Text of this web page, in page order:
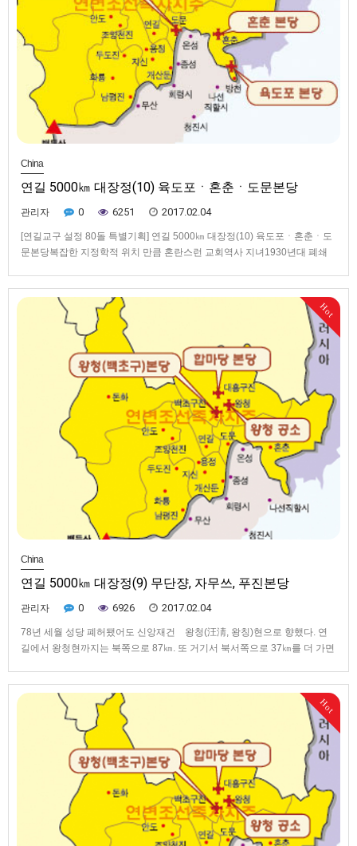
China
연길 5000㎞ 대장정(10) 육도포ㆍ혼춘ㆍ도문본당
관리자 0 6251 2017.02.04
[연길교구 설정 80돌 특별기획] 연길 5000㎞ 대장정(10) 육도포ㆍ혼춘ㆍ도
문본당복잡한 지정학적 위치 만큼 혼란스런 교회역사 지녀1930년대 폐쇄
경이 한눈에 내려다보이는 방천(防川, 팡촨)에 선다. 도문(圖們, …
Hot
China
연길 5000㎞ 대장정(9) 무단쟝, 자무쓰, 푸진본당
관리자 0 6926 2017.02.04
78년 세월 성당 폐허됐어도 신앙재건 왕청(汪淸, 왕칭)현으로 향했다. 연
길에서 왕청현까지는 북쪽으로 87㎞. 또 거기서 북서쪽으로 37㎞를 더 가면
웨꺼우)성당이 재개발로 허물어짐에 따라 합마당성당은 연길…
Hot